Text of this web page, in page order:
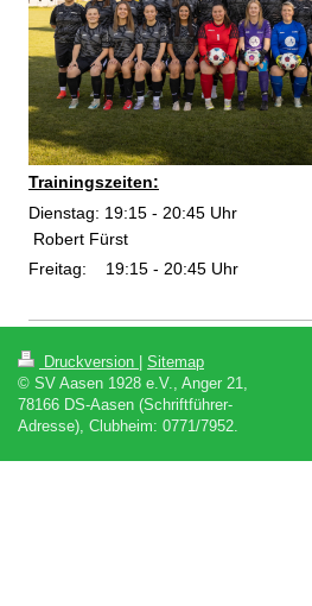
Trainingszeiten:
Dienstag: 19:15 - 20:45
Robert Fürst
Freitag: 19:15 - 20:45
Druckversion | Sitemap
© SV Aasen 1928 e.V., Anger 21,
78166 DS-Aasen (Schriftführer-
Adresse), Clubheim: 0771/7952.